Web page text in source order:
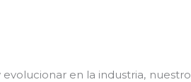
en la industria, nuestro